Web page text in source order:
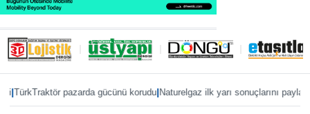
pazarda gücünü korudu|Naturelgaz ilk yarı sonuçlarını paylaştı|